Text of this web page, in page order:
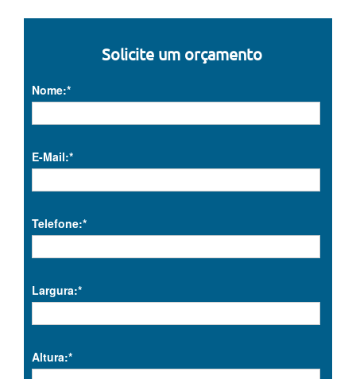
Solicite um orçamento
Nome:*
E-Mail:*
Telefone:*
Largura:*
Altura:*